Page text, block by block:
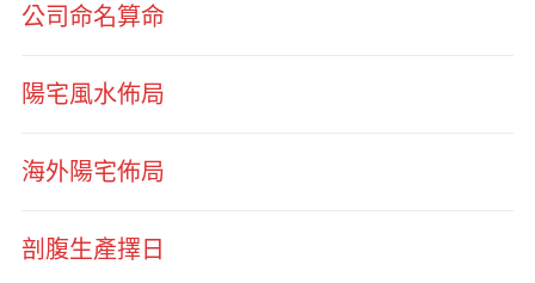
公司命名算命
陽宅風水佈局
海外陽宅佈局
剖腹生產擇日